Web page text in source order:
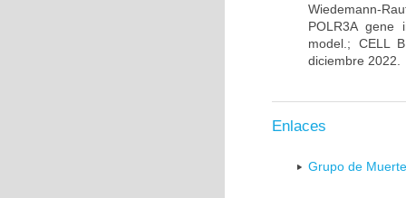
Wiedemann-
POLR3A gene
model.; CELL
diciembre 2022.
Enlaces
Grupo de